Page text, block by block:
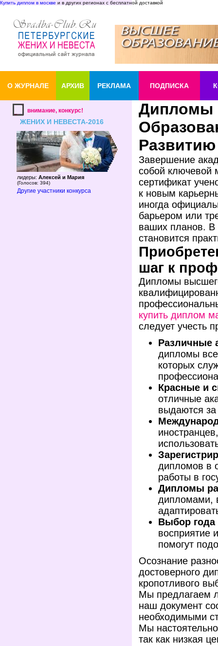
Купить диплом в москве и в других регионах с бесплатной доставкой
О ЖУРНАЛЕ АРХИВ РЕКЛАМА ПОДПИСКА
внимание, конкурс!
ЖЕНИХ И НЕВЕСТА-2016
лидеры: Алексей и Мария
(Голосов: 394)
Другие участники конкурса
Дипломы
Развитию
Завершение
собой ключевой
сертификат
к новым
иногда
барьером или
ваших планов. В
становится
шаг к
Дипломы
купить диплом
следует учесть
Различные
дипломы
которых
Красные и
отличные
выдаются
дипломов в
работы в
Дипломы
дипломами,
Выбор года
восприятие
помогут
Осознание
достоверного
кропотливого
Мы предлагаем
наш документ
необходимыми
Мы
так как низкая